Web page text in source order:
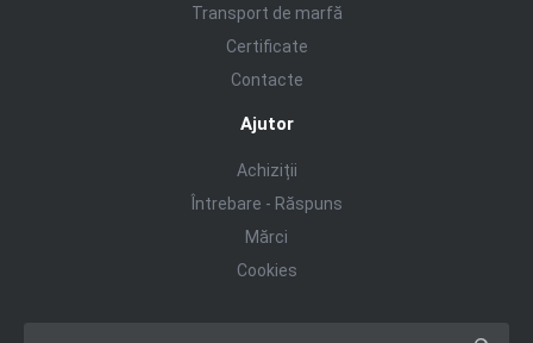
Transport de marfă
Certificate
Contacte
Ajutor
Achiziții
Întrebare - Răspuns
Mărci
Cookies